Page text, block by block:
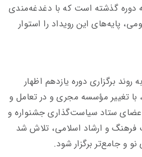
دوره گذشته است که با دغدغه‌مندی
پایه‌های این رویداد را استوار
روند برگزاری دوره یازدهم اظهار
با تغییر مؤسسه مجری و در تعامل و
ستاد سیاست‌گذاری جشنواره و
فرهنگ و ارشاد اسلامی، تلاش شد
و جامع‌تر برگزار شود.